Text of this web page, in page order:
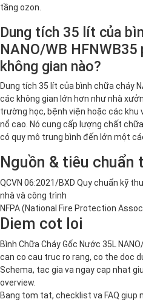
tầng ozon.
Dung tích 35 lít của
NANO/WB HFNWB35
không gian nào?
Dung tích 35 lít của bình chữa cháy
các không gian lớn hơn như nhà
trường học, bệnh viện hoặc các khu
nổ cao. Nó cung cấp lượng chất
có quy mô trung bình đến lớn một
Nguồn & tiêu chuẩn
QCVN 06:2021/BXD Quy chuẩn kỹ
nhà và công trình
NFPA (National Fire Protection
Diem cot loi
Bình Chữa Cháy Gốc Nước 35L
can co cau truc ro rang, co the doc
Schema, tac gia va ngay cap nhat
overview.
Bang tom tat, checklist va FAQ giup